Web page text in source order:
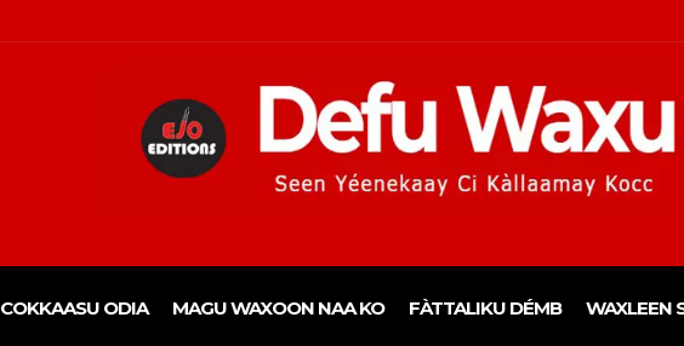
COKKAASU ODIA MAGU WAXOON NAA KO FÀTTALIKU DÉMB WAXLEEN